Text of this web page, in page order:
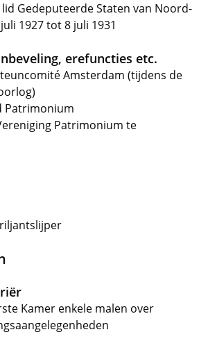
Gedeputeerde Staten van Noord-
1927 tot 8 juli 1931
erefuncties etc.
Amsterdam (tijdens de
Patrimonium
Patrimonium te
Kamer enkele malen over